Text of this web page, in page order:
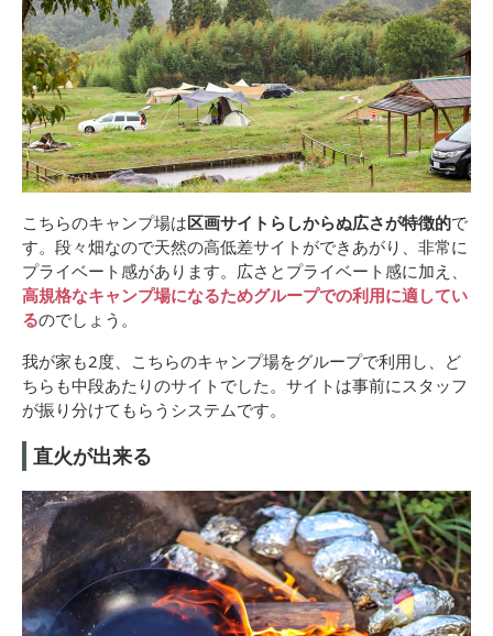
こちらのキャンプ場は区画サイトらしからぬ広さが特徴的で
す。段々畑なので天然の高低差サイトができあがり、非常に
プライベート感があります。広さとプライベート感に加え、
高規格なキャンプ場になるためグループでの利用に適してい
るのでしょう。
我が家も2度、こちらのキャンプ場をグループで利用し、ど
ちらも中段あたりのサイトでした。サイトは事前にスタッフ
が振り分けてもらうシステムです。
直火が出来る